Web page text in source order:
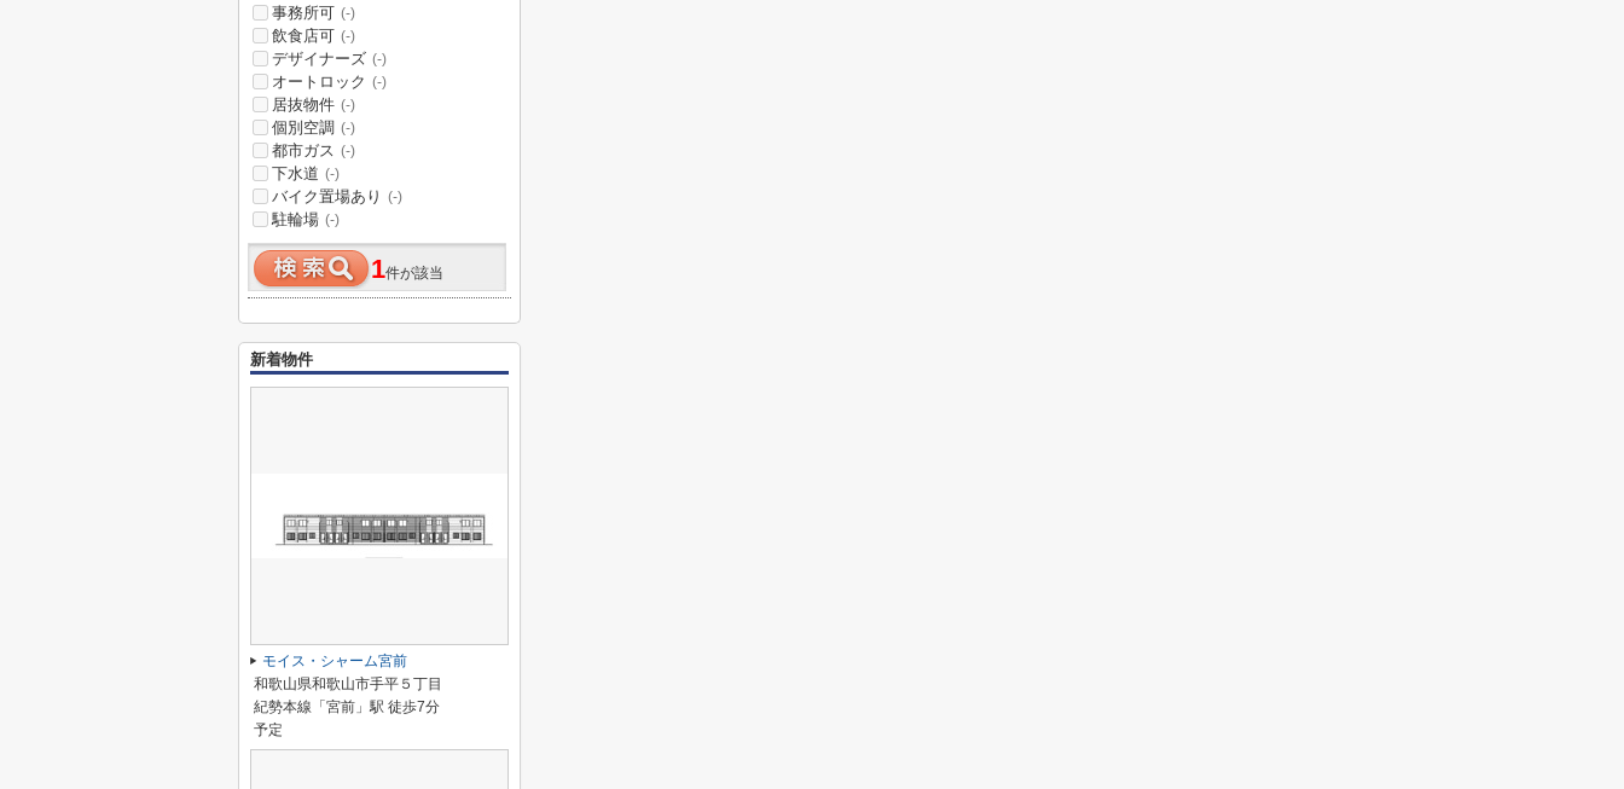
事務所可 (-)
飲食店可 (-)
デザイナーズ (-)
オートロック (-)
居抜物件 (-)
個別空調 (-)
都市ガス (-)
下水道 (-)
バイク置場あり (-)
駐輪場 (-)
1件が該当
新着物件
モイス・シャーム宮前
和歌山県和歌山市手平５丁目
紀勢本線「宮前」駅 徒歩7分
予定